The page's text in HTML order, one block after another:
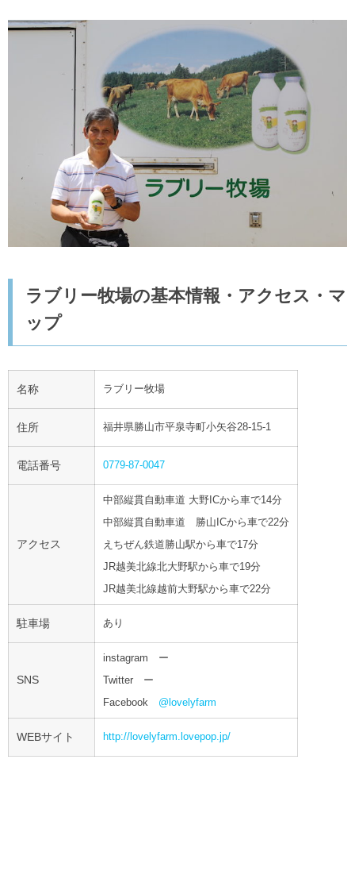
ラブリー牧場の基本情報・アクセス・マ
ップ
名称 ラブリー牧場
住所 福井県勝山市平泉寺町小矢谷28-15-1
電話番号 0779-87-0047
アクセス
中部縦貫自動車道 大野ICから車で14分
中部縦貫自動車道 勝山ICから車で22分
えちぜん鉄道勝山駅から車で17分
JR越美北線北大野駅から車で19分
JR越美北線越前大野駅から車で22分
駐車場 あり
SNS
instagram ー
Twitter ー
Facebook @lovelyfarm
WEBサイト http://lovelyfarm.lovepop.jp/